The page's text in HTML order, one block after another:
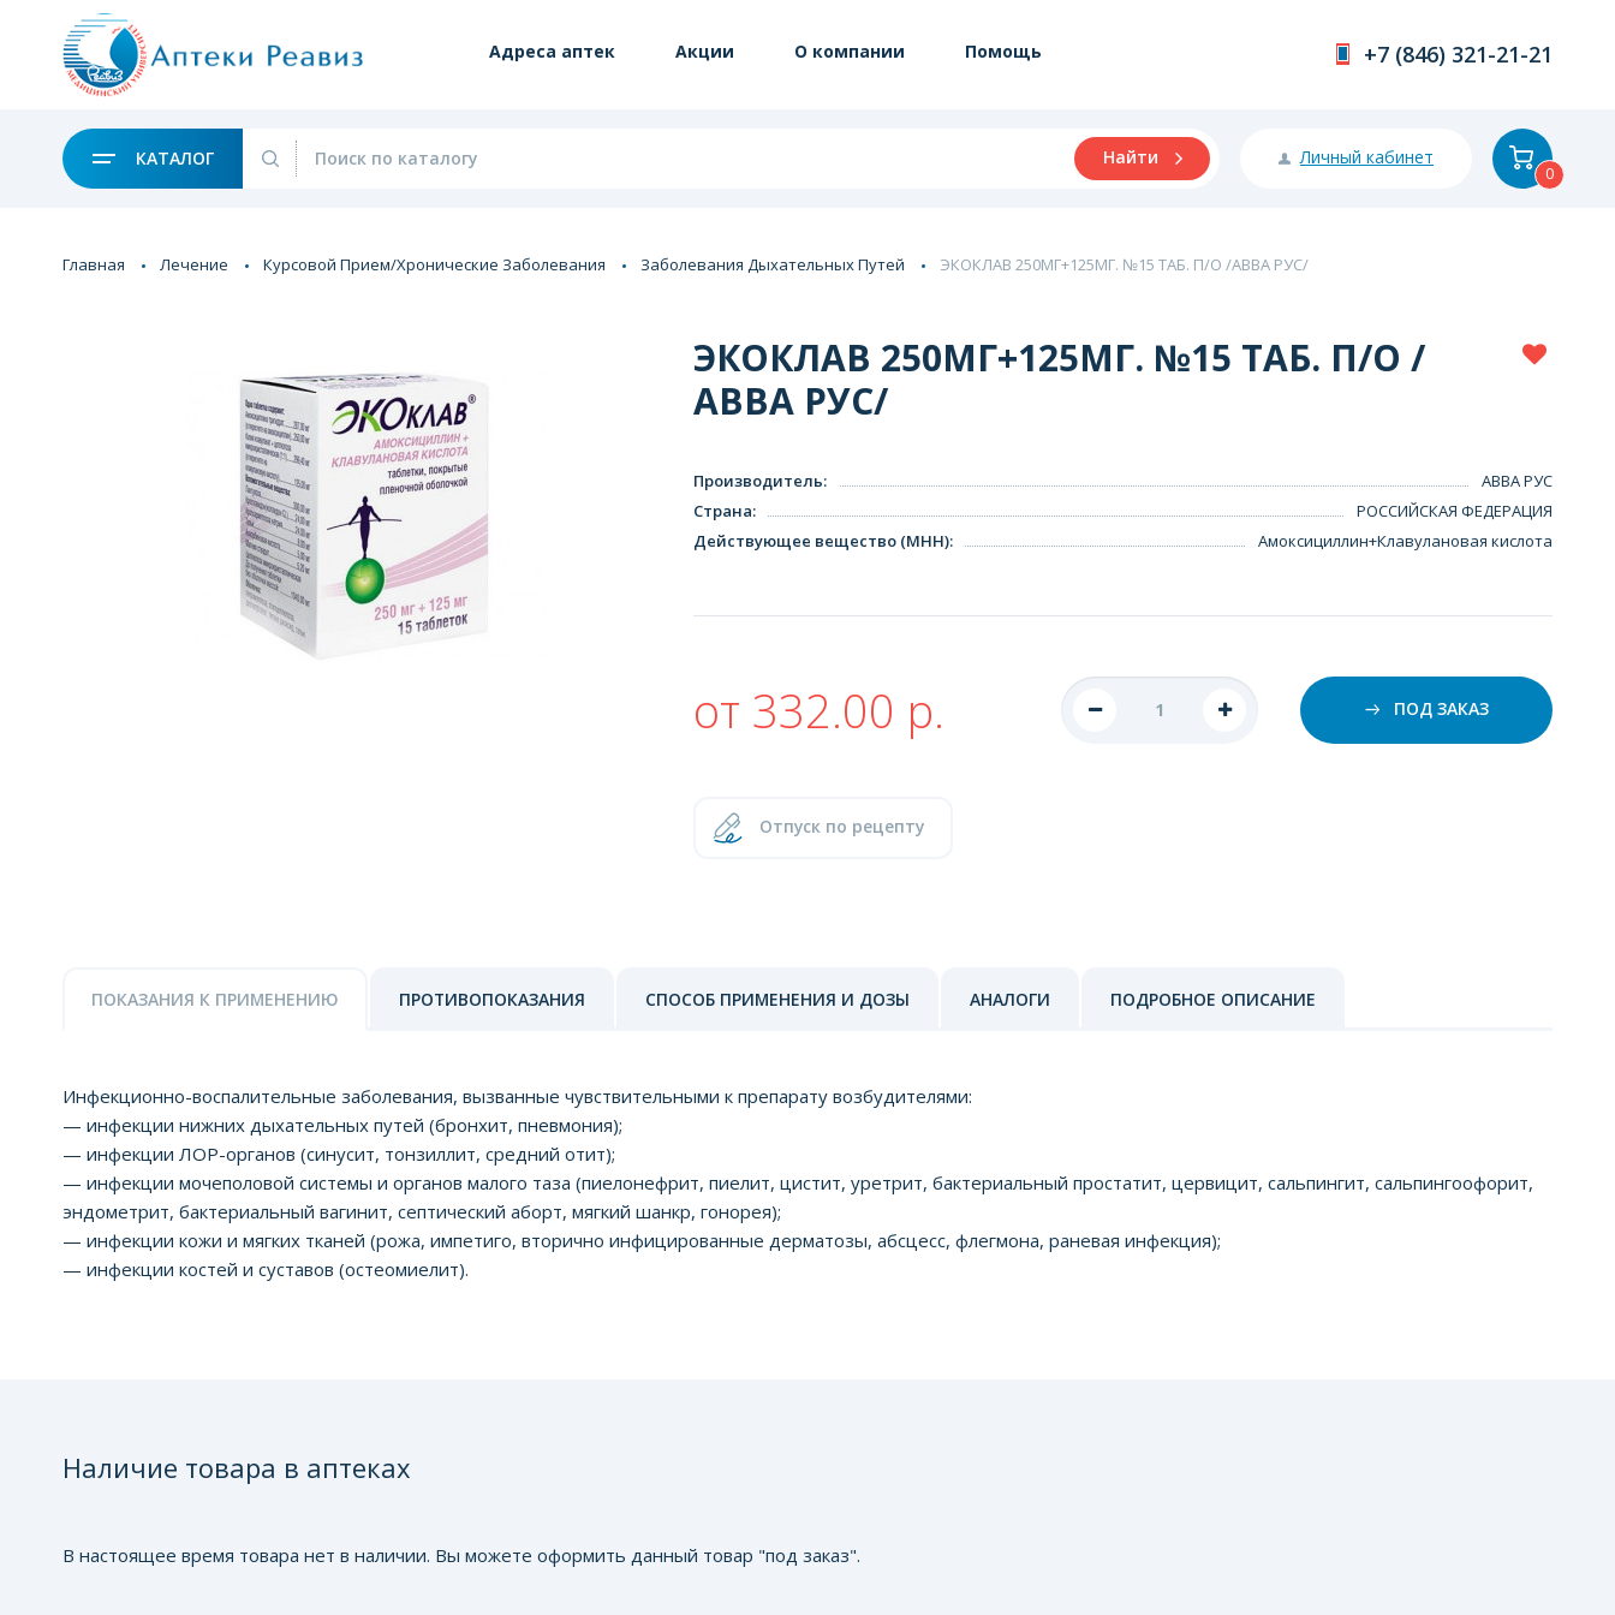
Адреса аптек Акции О компании Помощь +7 (846) 321-21-21
КАТАЛОГ Найти Личный кабинет
0
Главная Лечение Курсовой Прием/Хронические Заболевания Заболевания Дыхательных Путей ЭКОКЛАВ 250МГ+125МГ. №15 ТАБ. П/О /АВВА РУС/
ЭКОКЛАВ 250МГ+125МГ. №15 ТАБ. П/О /
АВВА РУС/
Производитель:
АВВА РУС
Страна:
РОССИЙСКАЯ ФЕДЕРАЦИЯ
Действующее вещество (МНН): Амоксициллин+Клавулановая кислота
от 332.00 р. ПОД ЗАКАЗ
Отпуск по рецепту
ПОКАЗАНИЯ К ПРИМЕНЕНИЮ ПРОТИВОПОКАЗАНИЯ СПОСОБ ПРИМЕНЕНИЯ И ДОЗЫ АНАЛОГИ ПОДРОБНОЕ ОПИСАНИЕ
Инфекционно-воспалительные заболевания, вызванные чувствительными к препарату возбудителями:
— инфекции нижних дыхательных путей (бронхит, пневмония);
— инфекции ЛОР-органов (синусит, тонзиллит, средний отит);
— инфекции мочеполовой системы и органов малого таза (пиелонефрит, пиелит, цистит, уретрит, бактериальный простатит, цервицит, сальпингит, сальпингоофорит,
эндометрит, бактериальный вагинит, септический аборт, мягкий шанкр, гонорея);
— инфекции кожи и мягких тканей (рожа, импетиго, вторично инфицированные дерматозы, абсцесс, флегмона, раневая инфекция);
— инфекции костей и суставов (остеомиелит).
Наличие товара в аптеках
В настоящее время товара нет в наличии. Вы можете оформить данный товар "под заказ".